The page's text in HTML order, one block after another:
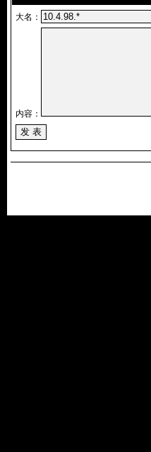
大名：
内容：